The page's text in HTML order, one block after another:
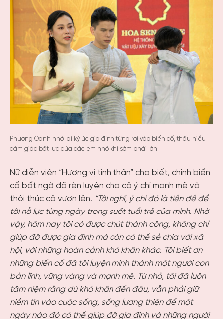
Phương Oanh nhớ lại ký ức gia đình từng rơi vào biến cố, thấu hiểu
cảm giác bất lực của các em nhỏ khi sớm phải lớn.
Nữ diễn viên “Hương vị tình thân” cho biết, chính biến
cố bất ngờ đã rèn luyện cho cô ý chí mạnh mẽ và
thôi thúc cô vươn lên. “Tôi nghĩ, ý chí đó là tiền đề để
tôi nỗ lực từng ngày trong suốt tuổi trẻ của mình. Nhờ
vậy, hôm nay tôi có được chút thành công, không chỉ
giúp đỡ được gia đình mà còn có thể sẻ chia với xã
hội, với những hoàn cảnh khó khăn khác. Tôi biết ơn
những biến cố đã tôi luyện mình thành một người con
bản lĩnh, vững vàng và mạnh mẽ. Từ nhỏ, tôi đã luôn
tâm niệm rằng dù khó khăn đến đâu, vẫn phải giữ
niềm tin vào cuộc sống, sống lương thiện để một
ngày nào đó có thể giúp đỡ gia đình và những người